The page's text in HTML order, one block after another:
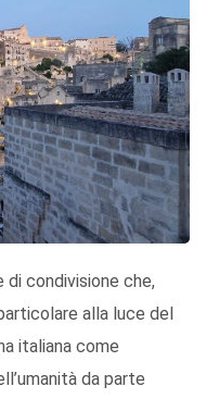
condivisione che,
alla luce del
italiana come
da parte